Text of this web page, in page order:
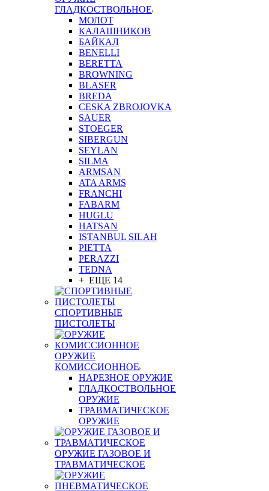
ГЛАДКОСТВОЛЬНОЕ
МОЛОТ
КАЛАШНИКОВ
БАЙКАЛ
BENELLI
BERETTA
BROWNING
BLASER
BREDA
CESKA ZBROJOVKA
SAUER
STOEGER
SIBERGUN
SEYLAN
SILMA
ARMSAN
ATA ARMS
FRANCHI
FABARM
HUGLU
HATSAN
ISTANBUL SILAH
PIETTA
PERAZZI
TEDNA
+ ЕЩЕ 14
СПОРТИВНЫЕ
ПИСТОЛЕТЫ
ОРУЖИЕ
КОМИССИОННОЕ
НАРЕЗНОЕ ОРУЖИЕ
ГЛАДКОСТВОЛЬНОЕ
ОРУЖИЕ
ТРАВМАТИЧЕСКОЕ
ОРУЖИЕ
ОРУЖИЕ ГАЗОВОЕ И
ТРАВМАТИЧЕСКОЕ